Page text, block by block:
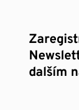
dalším